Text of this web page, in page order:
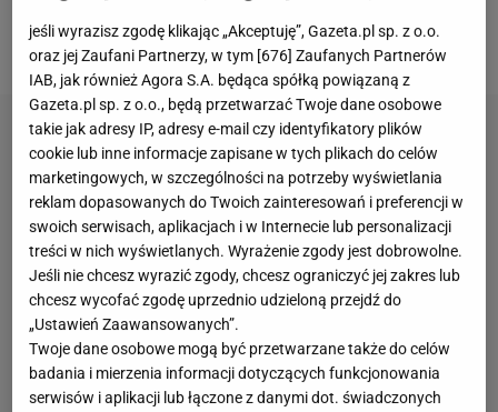
"Dumie Katalonii".
jeśli wyrazisz zgodę klikając „Akceptuję”, Gazeta.pl sp. z o.o.
oraz jej Zaufani Partnerzy, w tym [676] Zaufanych Partnerów
IAB, jak również Agora S.A. będąca spółką powiązaną z
Gazeta.pl sp. z o.o., będą przetwarzać Twoje dane osobowe
takie jak adresy IP, adresy e-mail czy identyfikatory plików
cookie lub inne informacje zapisane w tych plikach do celów
marketingowych, w szczególności na potrzeby wyświetlania
reklam dopasowanych do Twoich zainteresowań i preferencji w
swoich serwisach, aplikacjach i w Internecie lub personalizacji
treści w nich wyświetlanych. Wyrażenie zgody jest dobrowolne.
Jeśli nie chcesz wyrazić zgody, chcesz ograniczyć jej zakres lub
chcesz wycofać zgodę uprzednio udzieloną przejdź do
„Ustawień Zaawansowanych”.
Twoje dane osobowe mogą być przetwarzane także do celów
badania i mierzenia informacji dotyczących funkcjonowania
serwisów i aplikacji lub łączone z danymi dot. świadczonych